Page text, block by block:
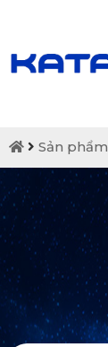
Sản phẩm